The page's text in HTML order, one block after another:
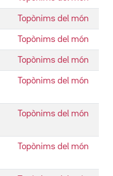
Topònims del món
Topònims del món
Topònims del món
Topònims del món
Topònims del món
Topònims del món